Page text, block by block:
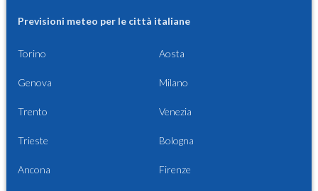
Previsioni meteo per le città italiane
Torino Aosta
Genova Milano
Trento Venezia
Trieste Bologna
Ancona Firenze